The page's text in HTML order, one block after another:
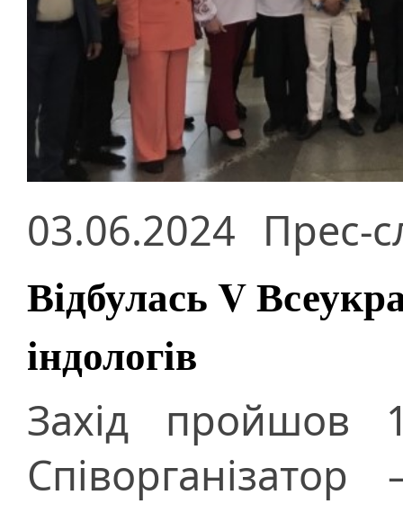
03.06.2024 Прес-
Відбулась V
індологів
Захід пройшов
Співорганізатор